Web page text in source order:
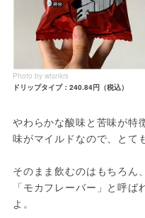
Photo by wtsnkrs
ドリップタイプ：240.84円（税込）
やわらかな酸味と苦味が特
味がマイルドなので、とて
そのまま飲むのはもちろん
「モカフレーバー」と呼
よ。